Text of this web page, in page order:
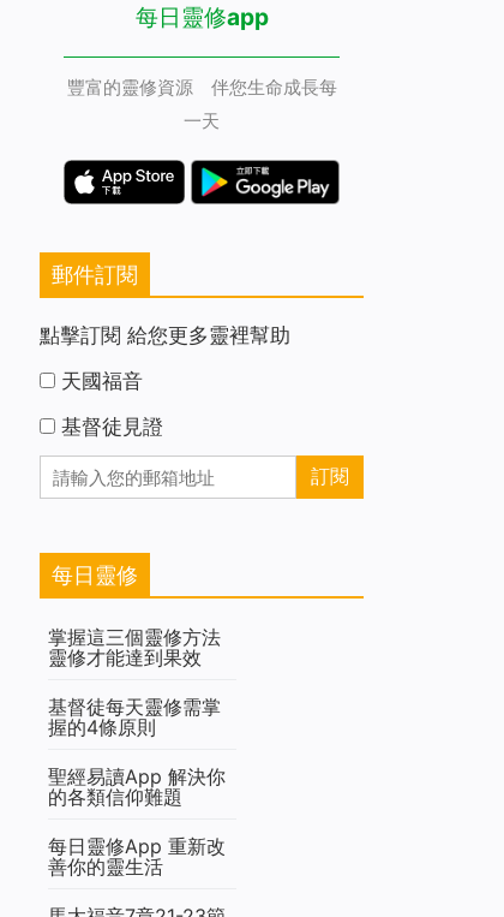
每日靈修app
豐富的靈修資源 伴您生命成長每
一天
郵件訂閱
點擊訂閱 給您更多靈裡幫助
天國福音
基督徒見證
每日靈修
掌握這三個靈修方法
靈修才能達到果效
基督徒每天靈修需掌
握的4條原則
聖經易讀App 解決你
的各類信仰難題
每日靈修App 重新改
善你的靈生活